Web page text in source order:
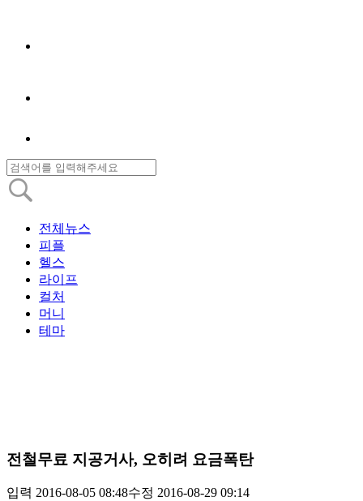
전체뉴스
피플
헬스
라이프
컬처
머니
테마
전철무료 지공거사, 오히려 요금폭탄
입력 2016-08-05 08:48수정 2016-08-29 09:14